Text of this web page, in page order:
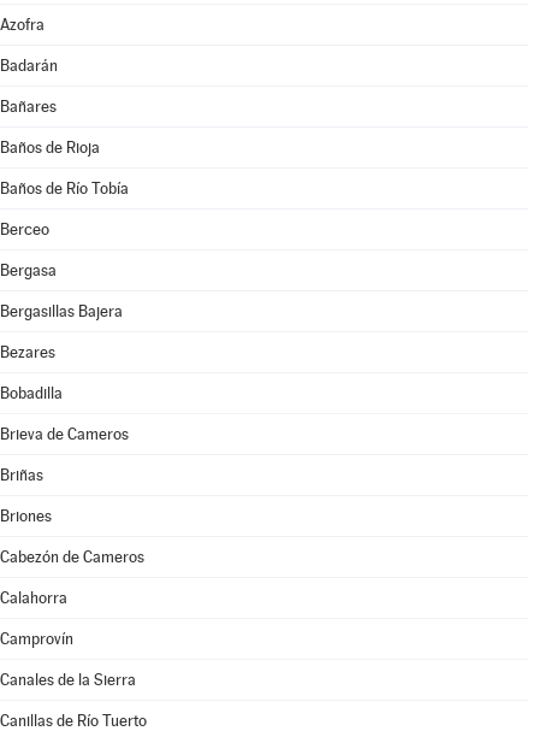
Azofra
Badarán
Bañares
Baños de Rioja
Baños de Río Tobía
Berceo
Bergasa
Bergasillas Bajera
Bezares
Bobadilla
Brieva de Cameros
Briñas
Briones
Cabezón de Cameros
Calahorra
Camprovín
Canales de la Sierra
Canillas de Río Tuerto